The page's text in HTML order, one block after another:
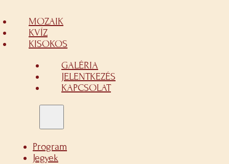
MOZAIK
KVÍZ
KISOKOS
GALÉRIA
JELENTKEZÉS
KAPCSOLAT
Program
Jegyek